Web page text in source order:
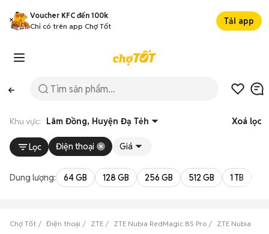
Voucher KFC đến 100k
Chỉ có trên app Chợ Tốt
Tải app
Khu vực: Lâm Đồng, Huyện Đạ Tẻh Xoá lọc
Lọc Điện thoại Giá
Dung lượng: 64 GB 128 GB 256 GB 512 GB 1 TB
Chợ Tốt Điện thoại ZTE ZTE Nubia RedMagic 8S Pro ZTE Nubia